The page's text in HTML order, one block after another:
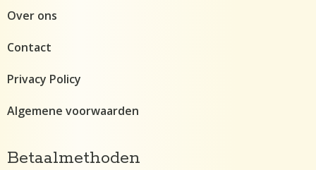
Betaalmethoden
Over ons
Contact
Privacy Policy
Algemene voorwaarden